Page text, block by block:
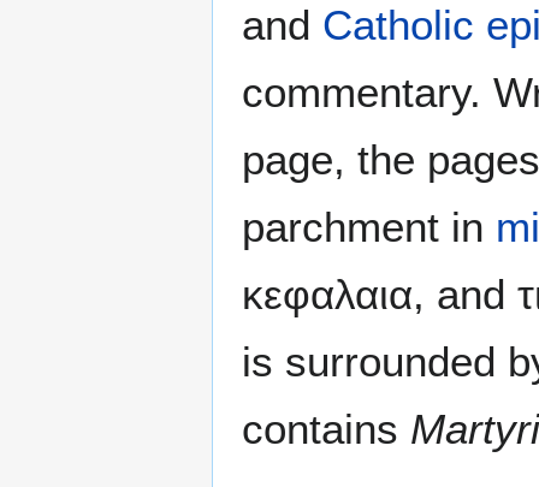
and Catholic
commentary.
page, the
parchment in
κεφαλαια, and
is surrounded
contains